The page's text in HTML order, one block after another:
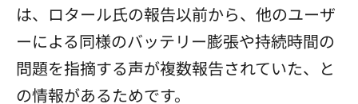
は、ロタール氏の報告以前から、他のユーザ
ーによる同様のバッテリー膨張や持続時間の
問題を指摘する声が複数報告されていた、と
の情報があるためです。